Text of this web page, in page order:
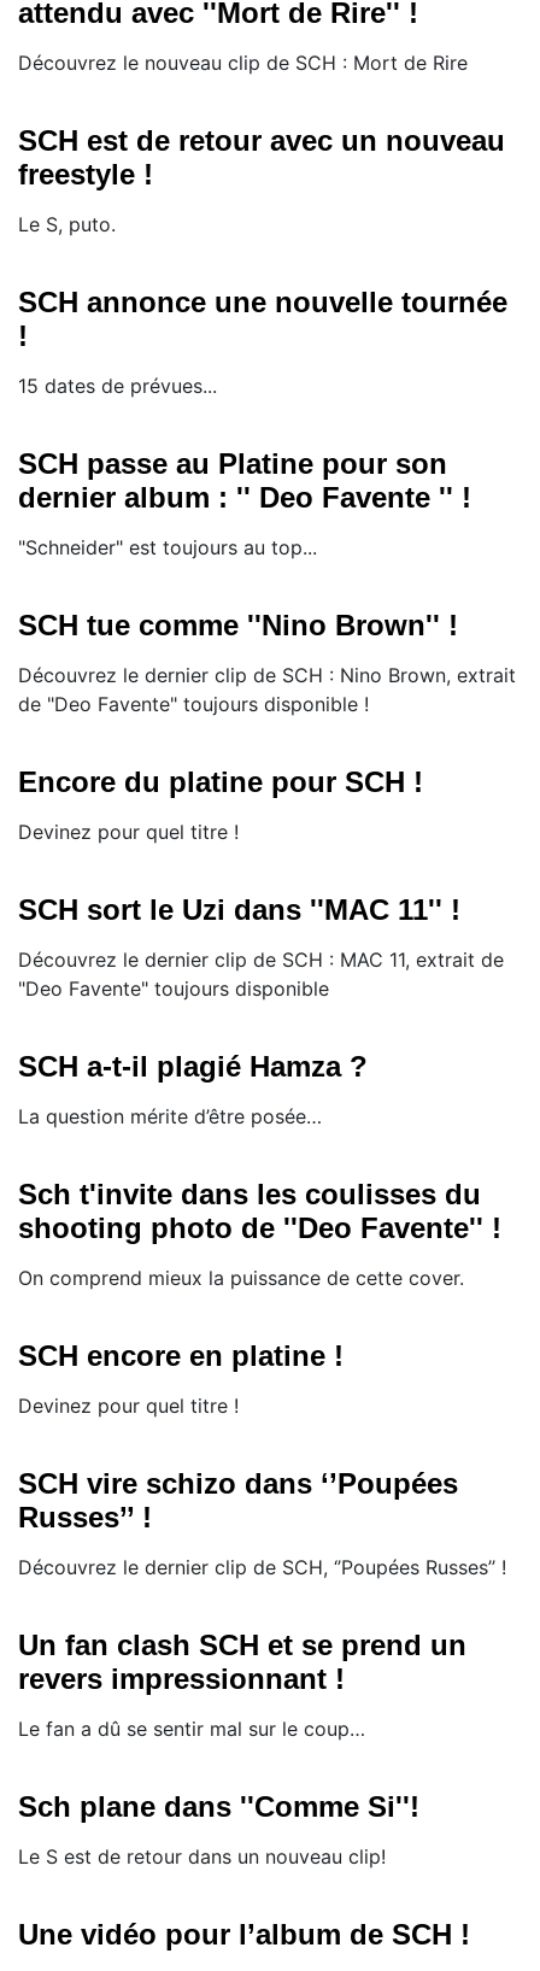
attendu avec ''Mort de Rire'' !
Découvrez le nouveau clip de SCH : Mort de Rire
SCH est de retour avec un nouveau
freestyle !
Le S, puto.
SCH annonce une nouvelle tournée
!
15 dates de prévues...
SCH passe au Platine pour son
dernier album : '' Deo Favente '' !
"Schneider" est toujours au top...
SCH tue comme ''Nino Brown'' !
Découvrez le dernier clip de SCH : Nino Brown, extrait
de "Deo Favente" toujours disponible !
Encore du platine pour SCH !
​Devinez pour quel titre !
SCH sort le Uzi dans ''MAC 11'' !
Découvrez le dernier clip de SCH : MAC 11, extrait de
"Deo Favente" toujours disponible
SCH a-t-il plagié Hamza ?
La question mérite d’être posée…
Sch t'invite dans les coulisses du
shooting photo de ''Deo Favente'' !
On comprend mieux la puissance de cette cover.
SCH encore en platine !
​Devinez pour quel titre !
SCH vire schizo dans ‘’Poupées
Russes’’ !
​Découvrez le dernier clip de SCH, ‘’Poupées Russes’’ !
Un fan clash SCH et se prend un
revers impressionnant !
Le fan a dû se sentir mal sur le coup…
Sch plane dans ''Comme Si''!
Le S est de retour dans un nouveau clip!
Une vidéo pour l’album de SCH !